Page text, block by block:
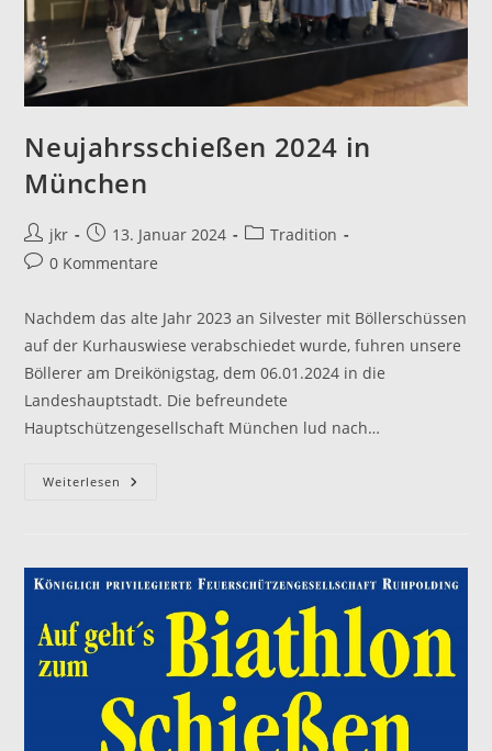
Neujahrsschießen 2024 in
München
Beitrags-
Autor:
jkr
Beitrag
veröffentlicht:
13. Januar 2024
Beitrags-
Tradition
Beitrags-
0 Kommentare
Nachdem das alte Jahr 2023 an Silvester mit Böllerschüssen
auf der Kurhauswiese verabschiedet wurde, fuhren unsere
Böllerer am Dreikönigstag, dem 06.01.2024 in die
Landeshauptstadt. Die befreundete
Hauptschützengesellschaft München lud nach…
Weiterlesen Neujahrsschießen